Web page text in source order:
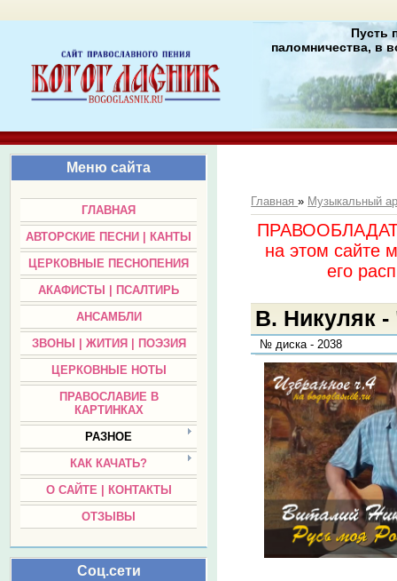
Пусть
паломничества, в
Меню сайта
ГЛАВНАЯ
АВТОРСКИЕ ПЕСНИ | КАНТЫ
ЦЕРКОВНЫЕ ПЕСНОПЕНИЯ
АКАФИСТЫ | ПСАЛТИРЬ
АНСАМБЛИ
ЗВОНЫ | ЖИТИЯ | ПОЭЗИЯ
ЦЕРКОВНЫЕ НОТЫ
ПРАВОСЛАВИЕ В
КАРТИНКАХ
РАЗНОЕ
КАК КАЧАТЬ?
О САЙТЕ | КОНТАКТЫ
ОТЗЫВЫ
Соц.сети
Главная» Музыкальный
на этом сайте
его
В. Никуляк -
№ диска - 2038